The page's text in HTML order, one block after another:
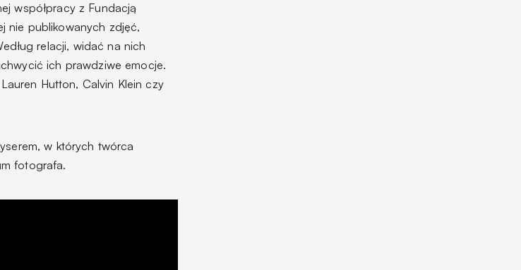
współpracy z Fundacją
nie publikowanych zdjęć,
relacji, widać na nich
ich prawdziwe emocje.
Hutton, Calvin Klein czy
w których twórca
fotografa.